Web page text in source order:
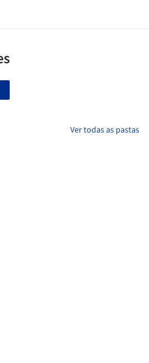
Ver todas as pastas